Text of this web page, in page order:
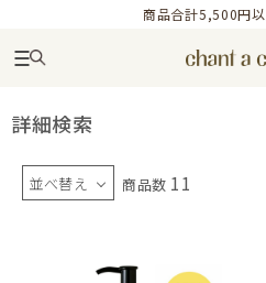
商品合計5,500円
詳細検索
並べ替え 商品数 11